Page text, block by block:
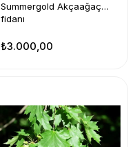
Summergold Akçaağaç
fidanı
₺3.000,00